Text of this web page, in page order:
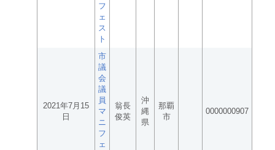
フ
ェ
ス
ト
2021年7月15
日
市
議
会
議
員
マ
ニ
フ
ェ
翁長
俊英
沖
縄
県
那覇
市
0000000907